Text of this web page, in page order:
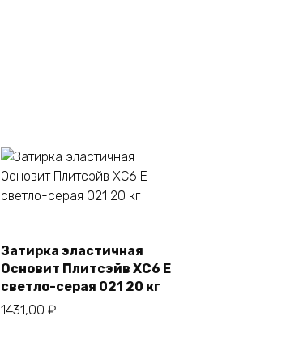
В корзину
Затирка эластичная
Основит Плитсэйв XC6 E
светло-серая 021 20 кг
1431,00 ₽